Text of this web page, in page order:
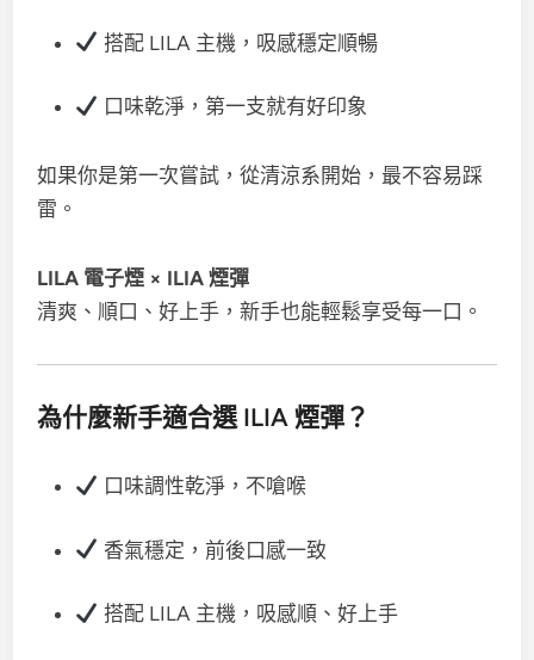
搭配 LILA 主機，吸感穩定順暢
口味乾淨，第一支就有好印象
如果你是第一次嘗試，從清涼系開始，最不容易踩
雷。
LILA 電子煙 × ILIA 煙彈
清爽、順口、好上手，新手也能輕鬆享受每一口。
為什麼新手適合選 ILIA 煙彈？
口味調性乾淨，不嗆喉
香氣穩定，前後口感一致
搭配 LILA 主機，吸感順、好上手